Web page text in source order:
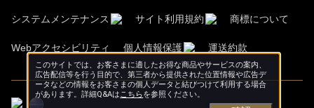
システムメンテナンス サイト利用規約 商標について
Webアクセシビリティ 個人情報保護 運送約款
このサイトでは、お客さまに適したお得な商品やサービスの案内、
広告配信等を行う目的で、第三者から提供された位置情報や広告デ
ータなどの情報をお客さまの個人データと結びつけて利用する場合
があります。詳細Q&Aはこちらを参照ください。